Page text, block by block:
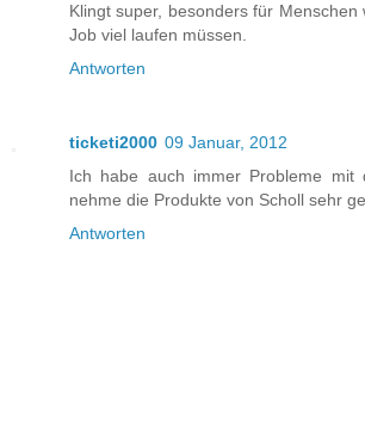
Klingt super, besonders für Menschen
Job viel laufen müssen.
Antworten
ticketi2000 09 Januar, 2012
Ich habe auch immer Probleme mit
nehme die Produkte von Scholl sehr
Antworten